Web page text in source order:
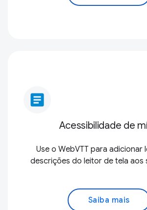
article
Acessibilidade de
Use o WebVTT para adicionar
descrições do leitor de tela aos
Saiba mais